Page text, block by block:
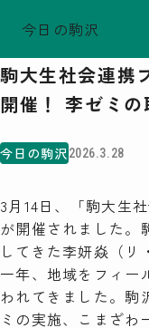
今日の駒沢
ホーム今日の駒沢
駒大生社会連携
開催！ 李ゼミの
今日の駒沢2026.3.28
3月14日、「駒大生
が開催されました。
してきた李妍焱（リ
一年、地域をフィー
われてきました。駒
ミの実施、こまざわ
TODAY -
駒沢この頃
特集一覧
COMOREVI
EVENT &
KOMAZAWA
前月
SUN MON